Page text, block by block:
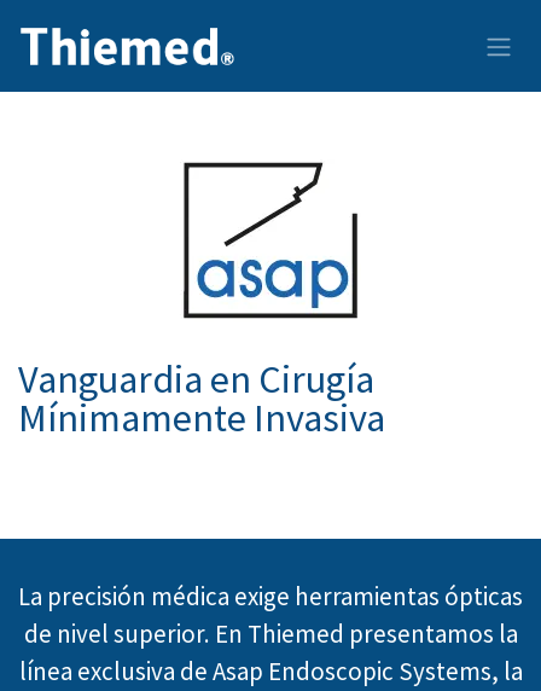
Vanguardia en Cirugía
Mínimamente Invasiva
La precisión médica exige herramientas ópticas
de nivel superior. En Thiemed presentamos la
línea exclusiva de Asap Endoscopic Systems, la